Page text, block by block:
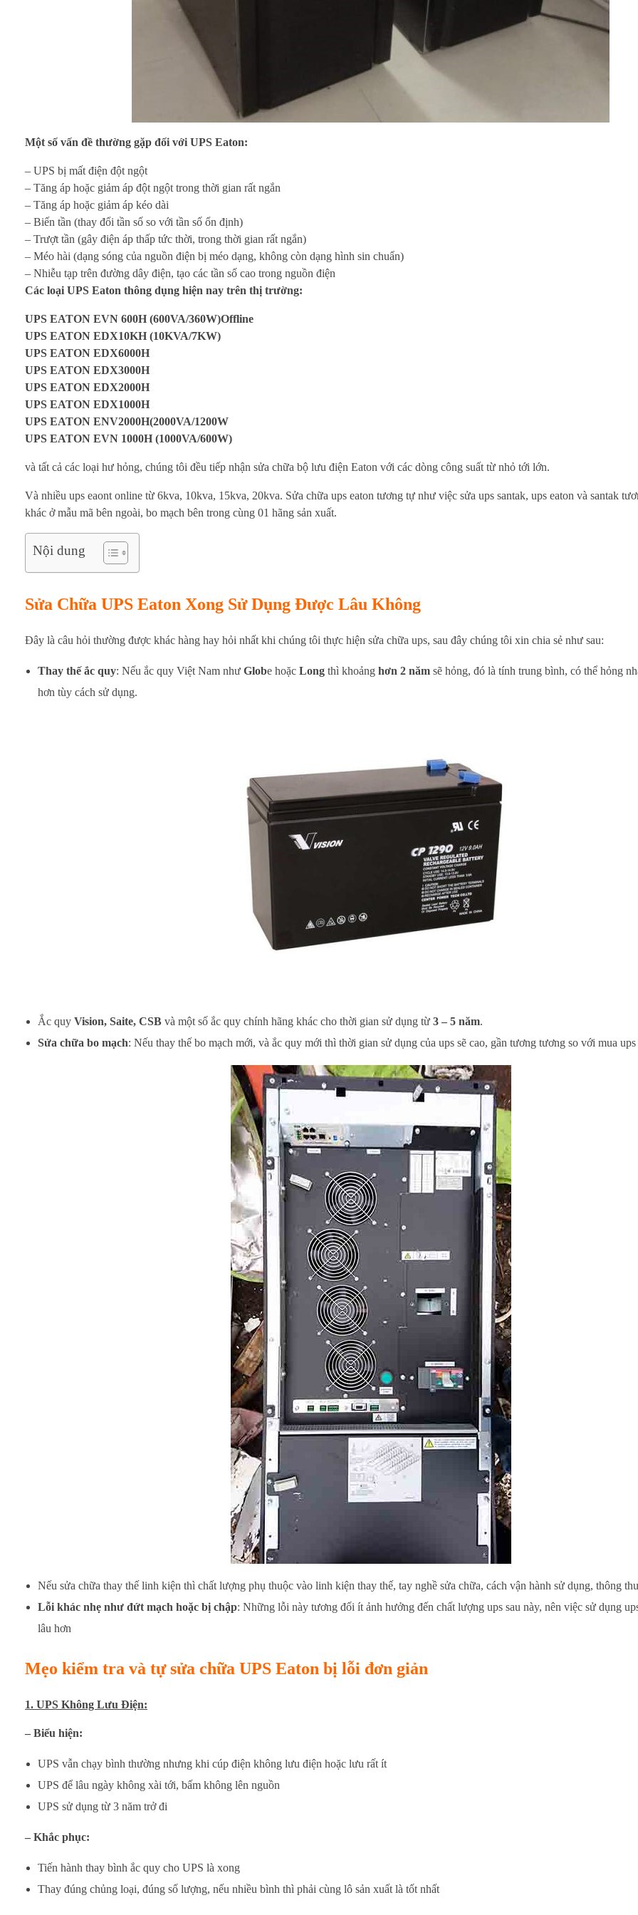
h
a
n
h
C
h
ó
n
g
Một số vấn đề thường gặp đối với UPS Eaton:
– UPS bị mất điện đột ngột
– Tăng áp hoặc giảm áp đột ngột trong thời gian rất ngắn
– Tăng áp hoặc giảm áp kéo dài
– Biến tần (thay đổi tần số so với tần số ổn định)
– Trượt tần (gây điện áp thấp tức thời, trong thời gian rất ngắn)
– Méo hài (dạng sóng của nguồn điện bị méo dạng, không còn dạng hình sin chuẩn)
– Nhiễu tạp trên đường dây điện, tạo các tần số cao trong nguồn điện
Các loại UPS Eaton thông dụng hiện nay trên thị trường:
UPS EATON EVN 600H (600VA/360W)Offline
UPS EATON EDX10KH (10KVA/7KW)
UPS EATON EDX6000H
UPS EATON EDX3000H
UPS EATON EDX2000H
UPS EATON EDX1000H
UPS EATON ENV2000H(2000VA/1200W
UPS EATON EVN 1000H (1000VA/600W)
và tất cả các loại hư hỏng, chúng tôi đều tiếp nhận sửa chữa bộ lưu điện Eaton với các dòng công suất từ nhỏ tới lớn.
Và nhiều ups eaont online từ 6kva, 10kva, 15kva, 20kva. Sửa chữa ups eaton tương tự như việc sửa ups santak, ups eaton và santak
khác ở mẫu mã bên ngoài, bo mạch bên trong cùng 01 hãng sản xuất.
Nội dung
Sửa Chữa UPS Eaton Xong Sử Dụng Được Lâu Không
Đây là câu hỏi thường được khác hàng hay hỏi nhất khi chúng tôi thực hiện sửa chữa ups, sau đây chúng tôi xin chia sẻ như sau:
Thay thế ắc quy: Nếu ắc quy Việt Nam như Globe hoặc Longthì khoảng hơn 2 nămsẽ hỏng, đó là tính trung bình, có thể hỏng
hơn tùy cách sử dụng.
Ắc quy Vision, Saite, CSBvà một số ắc quy chính hãng khác cho thời gian sử dụng từ 3 – 5 năm.
Sửa chữa bo mạch: Nếu thay thế bo mạch mới, và ắc quy mới thì thời gian sử dụng của ups sẽ cao, gần tương tương so với mua
Nếu sửa chữa thay thế linh kiện thì chất lượng phụ thuộc vào linh kiện thay thế, tay nghề sửa chữa, cách vận hành sử dụng, thông
Lỗi khác nhẹ như đứt mạch hoặc bị chập: Những lỗi này tương đối ít ảnh hưởng đến chất lượng ups sau này, nên việc sử dụng
lâu hơn
Mẹo kiểm tra và tự sửa chữa UPS Eaton bị lỗi đơn giản
1. UPS Không Lưu Điện:
– Biểu hiện:
UPS vẫn chạy bình thường nhưng khi cúp điện không lưu điện hoặc lưu rất ít
UPS để lâu ngày không xài tới, bấm không lên nguồn
UPS sử dụng từ 3 năm trở đi
– Khắc phục:
Tiến hành thay bình ắc quy cho UPS là xong
Thay đúng chủng loại, đúng số lượng, nếu nhiều bình thì phải cùng lô sản xuất là tốt nhất